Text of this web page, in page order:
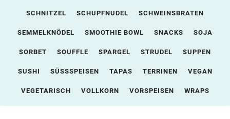
SCHNITZEL SCHUPFNUDEL SCHWEINSBRATEN
SEMMELKNÖDEL SMOOTHIE BOWL SNACKS SOJA
SORBET SOUFFLE SPARGEL STRUDEL SUPPEN
SUSHI SÜSSSPEISEN TAPAS TERRINEN VEGAN
VEGETARISCH VOLLKORN VORSPEISEN WRAPS